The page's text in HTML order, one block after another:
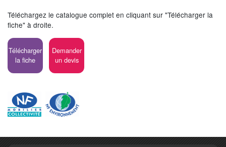
Téléchargez le catalogue complet en cliquant sur "Télécharger la
fiche" à droite.
Télécharger
la fiche
Demander
un devis